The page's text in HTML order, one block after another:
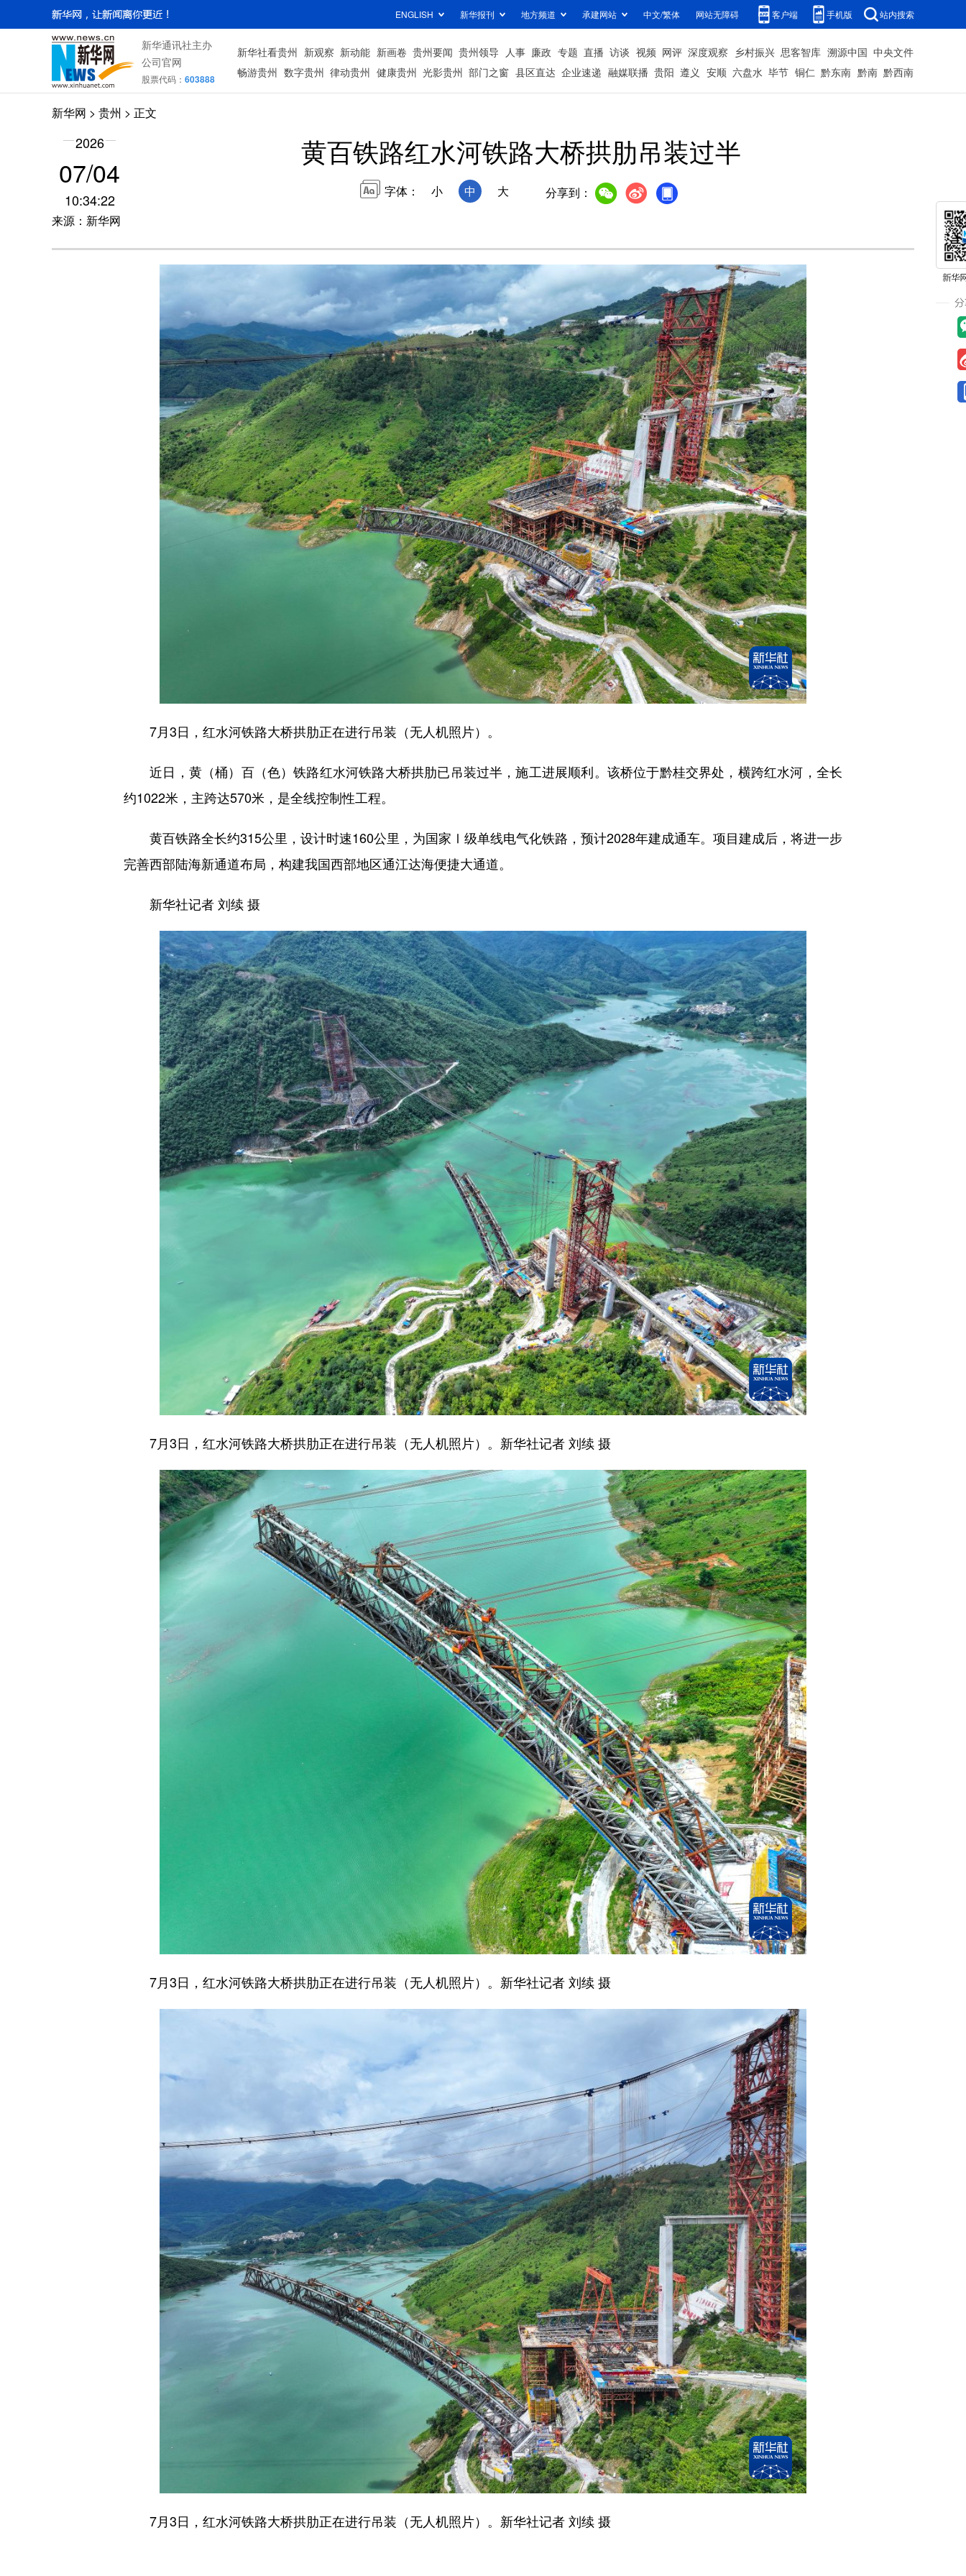
ENGLISH 新华报刊 地方频道 承建网站 中文/繁体 网站无障碍 客户端 手机版 站内搜索
新华通讯社主办
公司官网
股票代码： 603888
新华社看贵州 新观察 新动能 新画卷 贵州要闻 贵州领导 人事 廉政 专题 直播 访谈 视频 网评 深度观察 乡村振兴 思客智库 溯源中国 中央文件
畅游贵州 数字贵州 律动贵州 健康贵州 光影贵州 部门之窗 县区直达 企业速递 融媒联播 贵阳 遵义 安顺 六盘水 毕节 铜仁 黔东南 黔南 黔西南
新华网 > 贵州 > 正文
2026
07/04
10:34:22
来源：新华网
黄百铁路红水河铁路大桥拱肋吊装过半
字体： 小 中 大 分享到：
7月3日，红水河铁路大桥拱肋正在进行吊装（无人机照片）。
近日，黄（桶）百（色）铁路红水河铁路大桥拱肋已吊装过半，施工进展顺利。该桥位于黔桂交界处，横跨红水河，全长
约1022米，主跨达570米，是全线控制性工程。
黄百铁路全长约315公里，设计时速160公里，为国家Ⅰ级单线电气化铁路，预计2028年建成通车。项目建成后，将进一步
完善西部陆海新通道布局，构建我国西部地区通江达海便捷大通道。
新华社记者 刘续 摄
7月3日，红水河铁路大桥拱肋正在进行吊装（无人机照片）。新华社记者 刘续 摄
7月3日，红水河铁路大桥拱肋正在进行吊装（无人机照片）。新华社记者 刘续 摄
7月3日，红水河铁路大桥拱肋正在进行吊装（无人机照片）。新华社记者 刘续 摄